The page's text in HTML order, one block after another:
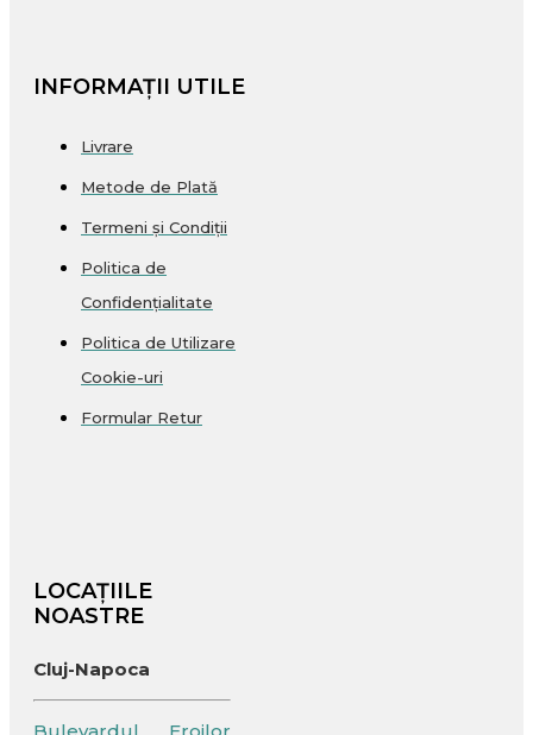
INFORMAȚII UTILE
Livrare
Metode de Plată
Termeni și Condiții
Politica de
Confidențialitate
Politica de Utilizare
Cookie-uri
Formular Retur
LOCAȚIILE
NOASTRE
Cluj-Napoca